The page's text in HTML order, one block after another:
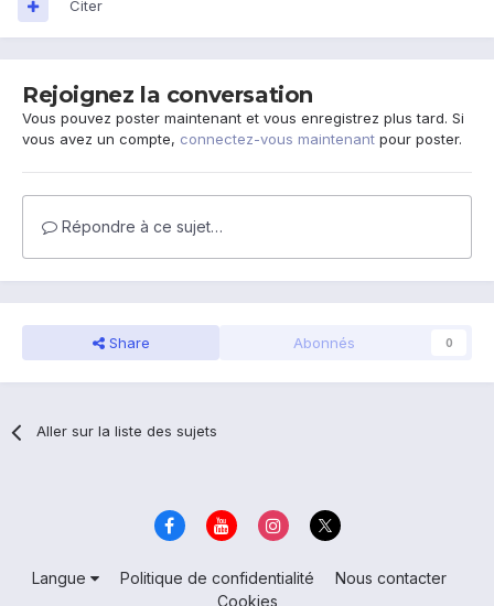
Citer
Rejoignez la conversation
Vous pouvez poster maintenant et vous enregistrez plus tard. Si
vous avez un compte, connectez-vous maintenant pour poster.
Répondre à ce sujet…
Share Abonnés 0
Aller sur la liste des sujets
Langue Politique de confidentialité
Nous contacter
Cookies